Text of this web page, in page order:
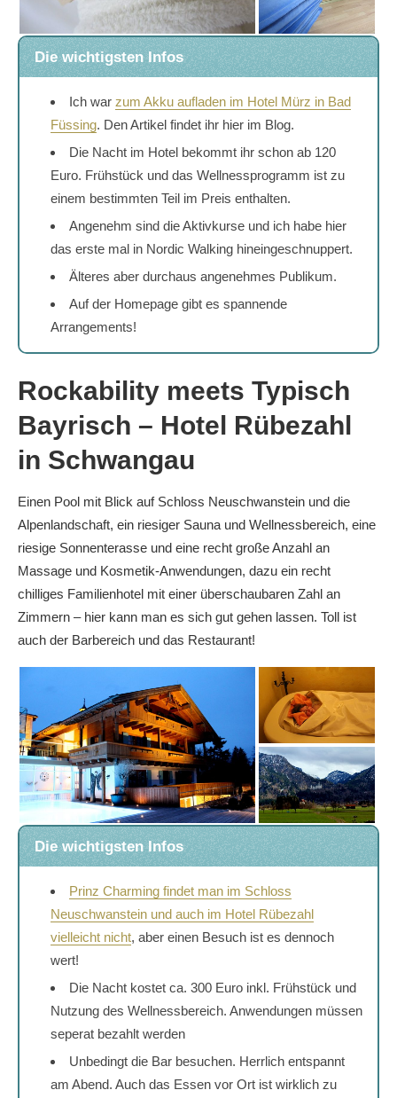
Die wichtigsten Infos
Ich war zum Akku aufladen im Hotel Mürz in Bad
Füssing. Den Artikel findet ihr hier im Blog.
Die Nacht im Hotel bekommt ihr schon ab 120
Euro. Frühstück und das Wellnessprogramm ist zu
einem bestimmten Teil im Preis enthalten.
Angenehm sind die Aktivkurse und ich habe hier
das erste mal in Nordic Walking hineingeschnuppert.
Älteres aber durchaus angenehmes Publikum.
Auf der Homepage gibt es spannende
Arrangements!
Rockability meets Typisch
Bayrisch – Hotel Rübezahl
in Schwangau
Einen Pool mit Blick auf Schloss Neuschwanstein und die
Alpenlandschaft, ein riesiger Sauna und Wellnessbereich, eine
riesige Sonnenterasse und eine recht große Anzahl an
Massage und Kosmetik-Anwendungen, dazu ein recht
chilliges Familienhotel mit einer überschaubaren Zahl an
Zimmern – hier kann man es sich gut gehen lassen. Toll ist
auch der Barbereich und das Restaurant!
Die wichtigsten Infos
Prinz Charming findet man im Schloss
Neuschwanstein und auch im Hotel Rübezahl
vielleicht nicht, aber einen Besuch ist es dennoch
wert!
Die Nacht kostet ca. 300 Euro inkl. Frühstück und
Nutzung des Wellnessbereich. Anwendungen müssen
seperat bezahlt werden
Unbedingt die Bar besuchen. Herrlich entspannt
am Abend. Auch das Essen vor Ort ist wirklich zu